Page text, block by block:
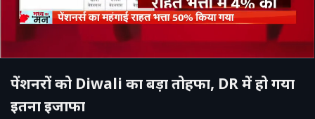
पेंशनरों को Diwali का बड़ा तोहफा, DR में हो गया
इतना इजाफा